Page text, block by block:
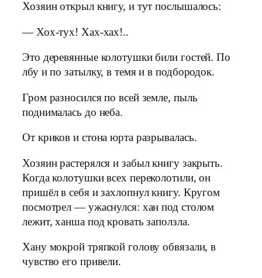
Хозяин открыл книгу, и тут послышалось:
— Хох-тух! Хах-хах!..
Это деревянные колотушки били гостей. По
лбу и по затылку, в темя и в подбородок.
Гром разносился по всей земле, пыль
поднималась до неба.
От криков и стона юрта разрывалась.
Хозяин растерялся и забыл книгу закрыть.
Когда колотушки всех переколотили, он
пришёл в себя и захлопнул книгу. Кругом
посмотрел — ужаснулся: хан под столом
лежит, ханша под кровать заползла.
Хану мокрой тряпкой голову обвязали, в
чувство его привели.